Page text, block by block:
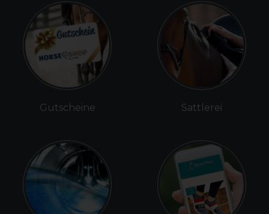
Gutscheine Sattlerei